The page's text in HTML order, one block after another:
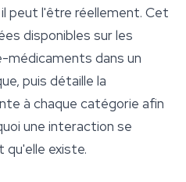
peut l'être réellement. Cet
disponibles sur les
dans un
puis détaille la
à chaque catégorie afin
une interaction se
existe.